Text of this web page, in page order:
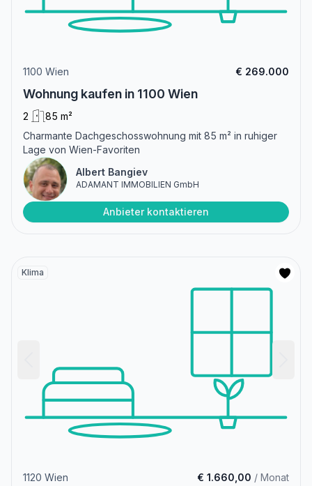
1100 Wien € 269.000
Wohnung kaufen in 1100 Wien
2
85 m²
Charmante Dachgeschosswohnung mit 85 m² in ruhiger
Lage von Wien-Favoriten
Albert Bangiev
ADAMANT IMMOBILIEN GmbH
Anbieter kontaktieren
Klima
1120 Wien € 1.660,00 / Monat